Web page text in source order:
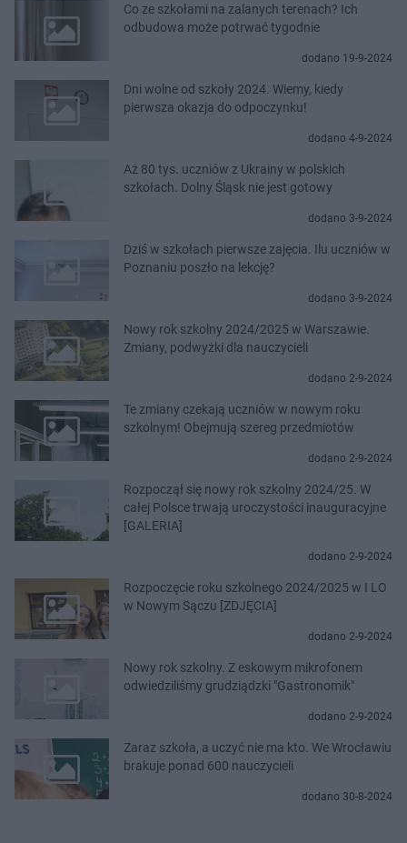
Co ze szkołami na zalanych terenach? Ich
odbudowa może potrwać tygodnie
dodano 19-9-2024
Dni wolne od szkoły 2024. Wiemy, kiedy
pierwsza okazja do odpoczynku!
dodano 4-9-2024
Aż 80 tys. uczniów z Ukrainy w polskich
szkołach. Dolny Śląsk nie jest gotowy
dodano 3-9-2024
Dziś w szkołach pierwsze zajęcia. Ilu uczniów w
Poznaniu poszło na lekcję?
dodano 3-9-2024
Nowy rok szkolny 2024/2025 w Warszawie.
Zmiany, podwyżki dla nauczycieli
dodano 2-9-2024
Te zmiany czekają uczniów w nowym roku
szkolnym! Obejmują szereg przedmiotów
dodano 2-9-2024
Rozpoczął się nowy rok szkolny 2024/25. W
całej Polsce trwają uroczystości inauguracyjne
[GALERIA]
dodano 2-9-2024
Rozpoczęcie roku szkolnego 2024/2025 w I LO
w Nowym Sączu [ZDJĘCIA]
dodano 2-9-2024
Nowy rok szkolny. Z eskowym mikrofonem
odwiedziliśmy grudziądzki "Gastronomik"
dodano 2-9-2024
Zaraz szkoła, a uczyć nie ma kto. We Wrocławiu
brakuje ponad 600 nauczycieli
dodano 30-8-2024